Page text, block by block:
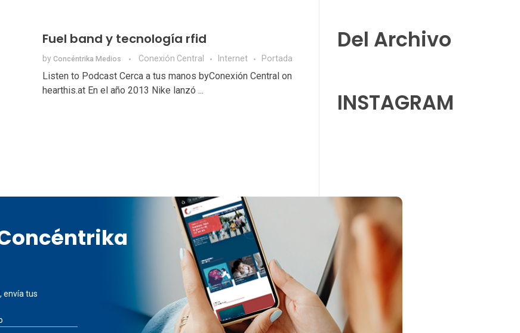
Fuel band y tecnología rfid
by Concéntrika Medios Conexión Central Internet Portada
Listen to Podcast Cerca a tus manos byConexión Central on
hearthis.at En el año 2013 Nike lanzó ...
Del Archivo
INSTAGRAM
envía tus